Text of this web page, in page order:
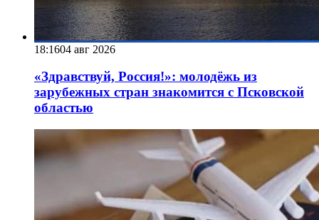
18:1604 авг 2026
«Здравствуй, Россия!»: молодёжь из
зарубежных стран знакомится с Псковской
областью